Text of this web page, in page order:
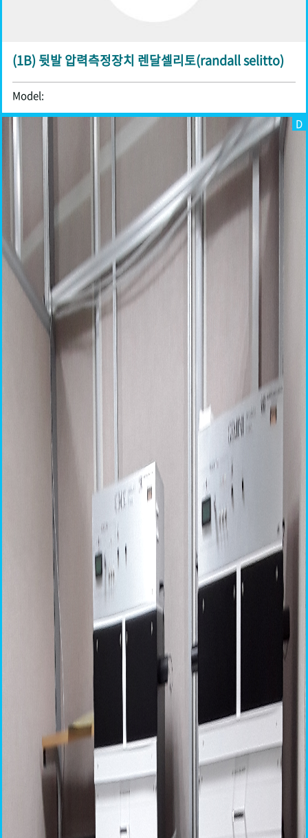
(1B) 뒷발 압력측정장치 렌달셀리토(randall selitto)
Model:
D